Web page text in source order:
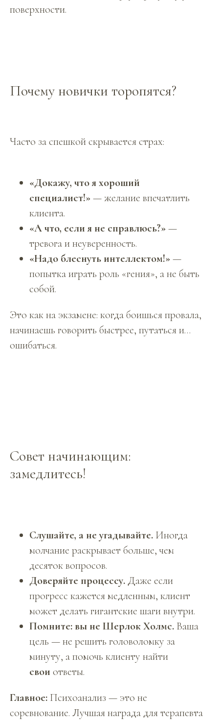
поверхности.
Почему новички торопятся?
Часто за спешкой скрывается страх:
«Докажу, что я хороший
специалист!»— желание впечатлить
клиента.
«А что, если я не справлюсь?»—
тревога и неуверенность.
«Надо блеснуть интеллектом!»—
попытка играть роль «гения», а не быть
собой.
Это как на экзамене: когда боишься провала,
начинаешь говорить быстрее, путаться и…
ошибаться.
Совет начинающим:
замедлитесь!
Слушайте, а не угадывайте. Иногда
молчание раскрывает больше, чем
десяток вопросов.
Доверяйте процессу.Даже если
прогресс кажется медленным, клиент
может делать гигантские шаги внутри.
Помните: вы не Шерлок Холмс. Ваша
цель — не решить головоломку за
минуту, а помочь клиенту найти
свои ответы.
Главное: Психоанализ — это не
соревнование. Лучшая награда для терапевта